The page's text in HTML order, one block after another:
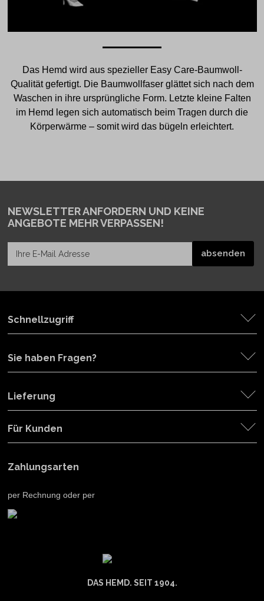
Das Hemd wird aus spezieller Easy Care-Baumwoll-
Qualität gefertigt. Die Baumwollfaser glättet sich nach dem
Waschen in ihre ursprüngliche Form. Letzte kleine Falten
im Hemd legen sich automatisch beim Tragen durch die
Körperwärme – somit wird das bügeln erleichtert.
NEWSLETTER ANFORDERN UND KEINE
ANGEBOTE MEHR VERPASSEN!
Schnellzugriff
Sie haben Fragen?
Lieferung
Für Kunden
Zahlungsarten
per Rechnung oder per
DAS HEMD. SEIT 1904.